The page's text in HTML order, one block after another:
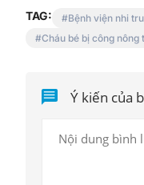
TAG: Bệnh viện nhi
Cháu bé bị công nông
Ý kiến của